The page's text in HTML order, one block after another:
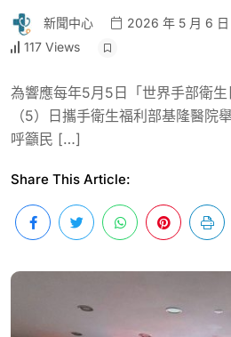
新聞中心 2026 年 5 月 6 日
117 Views
為響應每年5月5日「世界手部衛
（5）日攜手衛生福利部基隆醫院
呼籲民 […]
Share This Article: